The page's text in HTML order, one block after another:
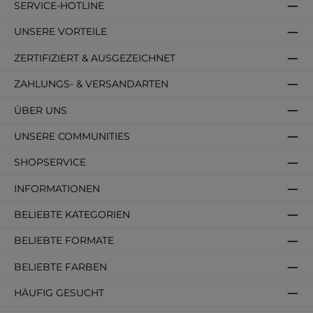
SERVICE-HOTLINE
SHOPSERVICE
INFORMATIONEN
BELIEBTE KATEGORIEN
BELIEBTE FORMATE
BELIEBTE FARBEN
HÄUFIG GESUCHT
ZAHLUNGS- & VERSANDARTEN
ÜBER UNS
ZERTIFIZIERT & AUSGEZEICHNET
UNSERE VORTEILE
UNSERE COMMUNITIES